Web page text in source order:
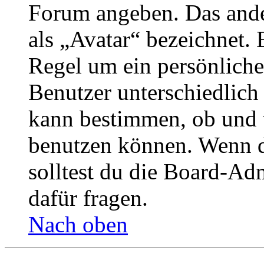
Forum angeben. Das
als „Avatar“
Regel um ein
Benutzer
kann bestimmen, ob
benutzen können. Wenn
solltest du die Board-
dafür fragen.
Nach oben